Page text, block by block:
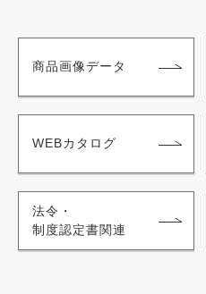
商品画像データ
WEBカタログ
法令・
制度認定書関連